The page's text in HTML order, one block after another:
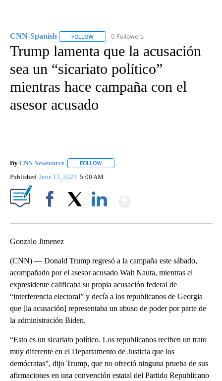
CNN-Spanish FOLLOW FOLLOW "CNN-SPANISH" TO RECEIVE
0 Followers
Trump lamenta que la acusación
sea un “sicariato político”
mientras hace campaña con el
asesor acusado
By CNN Newsource FOLLOW
Published June 11, 2023 5:00 AM
Gonzalo Jimenez
(CNN) — Donald Trump regresó a la campaña este sábado,
acompañado por el asesor acusado Walt Nauta, mientras el
expresidente calificaba su propia acusación federal de
“interferencia electoral” y decía a los republicanos de Georgia
que [la acusación] representaba un abuso de poder por parte de
la administración Biden.
“Esto es un sicariato político. Los republicanos reciben un trato
muy diferente en el Departamento de Justicia que los
demócratas”, dijo Trump, que no ofreció ninguna prueba de sus
afirmaciones en una convención estatal del Partido Republicano